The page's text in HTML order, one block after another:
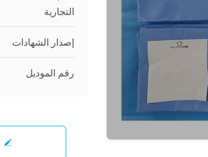
التجارية
إصدار الشهادات
رقم الموديل